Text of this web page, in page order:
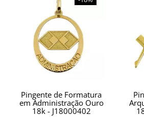
Pingente de Formatura
em Administração Ouro
18k - J18000402